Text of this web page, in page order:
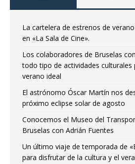
La cartelera de estrenos de
en «La Sala de Cine».
Los colaboradores de Bruselas
todo tipo de actividades culturales
verano ideal
El astrónomo Óscar Martín nos
próximo eclipse solar de agosto
Conocemos el Museo del
Bruselas con Adrián Fuentes
Un último viaje de temporada de
para disfrutar de la cultura y el